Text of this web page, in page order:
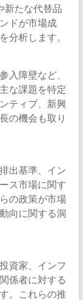
新たな代替品
ドが市場成
分析します。
入障壁など、
な課題を特定
ティブ、新興
の機会も取り
出基準、イン
ス市場に関す
の政策が市場
向に関する洞
資家、インフ
係者に対する
。これらの推